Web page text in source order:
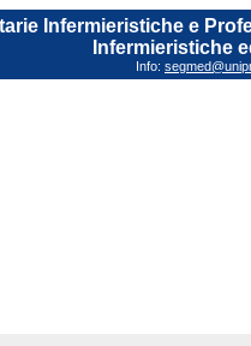
Infermieristiche e
Infermieristiche
Info: